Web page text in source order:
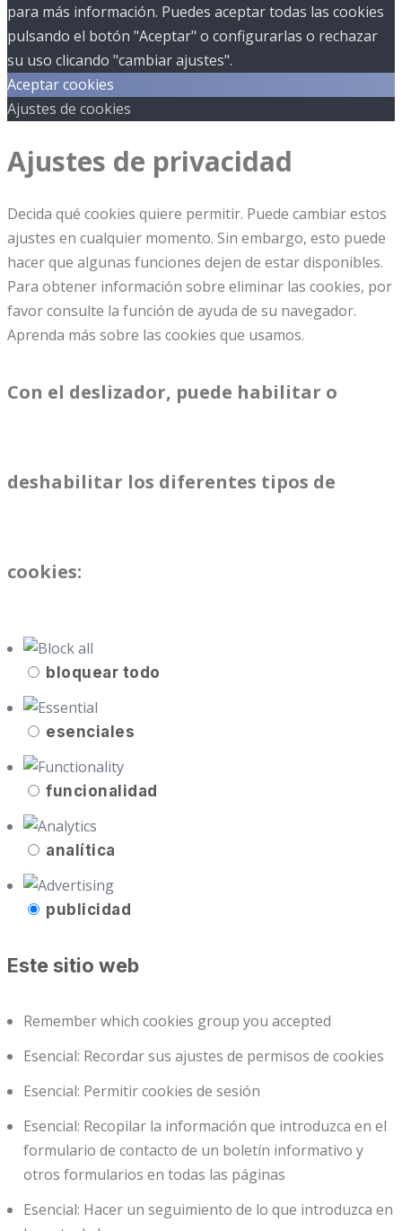
para más información. Puedes aceptar todas las cookies
pulsando el botón "Aceptar" o configurarlas o rechazar
su uso clicando "cambiar ajustes".
Aceptar cookies
Ajustes de cookies
Ajustes de privacidad
Decida qué cookies quiere permitir. Puede cambiar estos
ajustes en cualquier momento. Sin embargo, esto puede
hacer que algunas funciones dejen de estar disponibles.
Para obtener información sobre eliminar las cookies, por
favor consulte la función de ayuda de su navegador.
Aprenda más sobre las cookies que usamos.
Con el deslizador, puede habilitar o
deshabilitar los diferentes tipos de
cookies:
bloquear todo
esenciales
funcionalidad
analítica
publicidad
Este sitio web
Remember which cookies group you accepted
Esencial: Recordar sus ajustes de permisos de cookies
Esencial: Permitir cookies de sesión
Esencial: Recopilar la información que introduzca en el
formulario de contacto de un boletín informativo y
otros formularios en todas las páginas
Esencial: Hacer un seguimiento de lo que introduzca en